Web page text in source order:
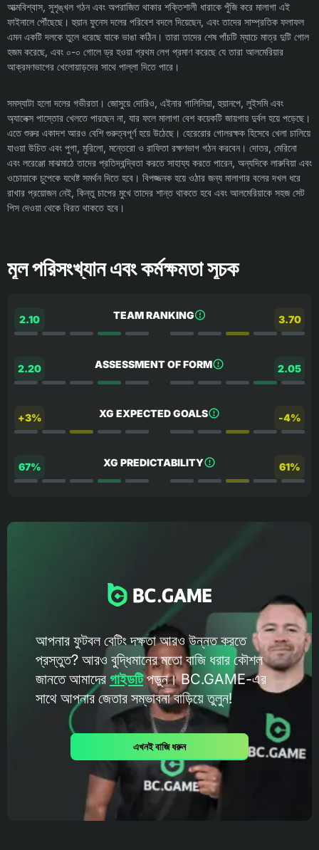
আত্মবিশ্বাস, সুশৃঙ্খল গঠন এবং অপরাজিত থাকার শক্তিশালী ধারাকে পুঁজি করে মালাগা এই
ফাইনালে পৌঁছেছে। হুয়ান ফুনেস দলের পরিবেশ বদলে দিয়েছেন, এবং তাদের সাম্প্রতিক ফলাফল
এমন একটি দলকে তুলে ধরেছে যাকে ভাঙা কঠিন। তারা তাদের শেষ পাঁচটি ম্যাচে মাত্র দুটি গোল
হজম করেছে, এবং ০-০ গোলে ড্র হওয়া প্রথম লেগ প্রমাণ করেছে যে তারা আলমেরিয়ার
আক্রমণভাগের খেলোয়াড়দের সাথে পাল্লা দিতে পারে।
সমস্যাটা হলো দলের গভীরতা। জোসুয়ে দোরিও, এইনার গালিলিয়া, হুয়ানপে, লুইসমি এবং
অ্যালেক্স পাস্তোর খেলতে পারছেন না, যার ফলে মালাগা বেশ কয়েকটি জায়গায় দুর্বল হয়ে পড়েছে।
এতে শুরুর একাদশ আরও বেশি গুরুত্বপূর্ণ হয়ে উঠেছে। হেরেরোর গোলরক্ষক হিসেবে খেলা চালিয়ে
যাওয়া উচিত এবং পুগা, মুরিলো, মন্তেরো ও রাফিতা রক্ষণভাগ গঠন করবেন। দোতর, মেরিনো
এবং লরেঞ্জো মাঝমাঠে তাদের প্রতিদ্বন্দ্বিতা করতে সাহায্য করতে পারেন, অন্যদিকে লারুবিয়া এবং
ওচোয়াকে চুপেকে যথেষ্ট সমর্থন দিতে হবে। বিপজ্জনক হয়ে ওঠার জন্য মালাগার বলের দখল ধরে
রাখার প্রয়োজন নেই, কিন্তু চাপের মুখে তাদের শান্ত থাকতে হবে এবং আলমেরিয়াকে সহজ সেট
পিস দেওয়া থেকে বিরত থাকতে হবে।
মূল পরিসংখ্যান এবং কর্মক্ষমতা সূচক
TEAM RANKING
2.10 3.70
ASSESSMENT OF FORM
2.20 2.05
XG EXPECTED GOALS
+3% -4%
XG PREDICTABILITY
67% 61%
আপনার ফুটবল বেটিং দক্ষতা আরও উন্নত করতে
প্রস্তুত? আরও বুদ্ধিমানের মতো বাজি ধরার কৌশল
জানতে আমাদের গাইডটিপড়ুন। BC.GAME-এর
সাথে আপনার জেতার সম্ভাবনা বাড়িয়ে তুলুন!
এখনই বাজি ধরুন